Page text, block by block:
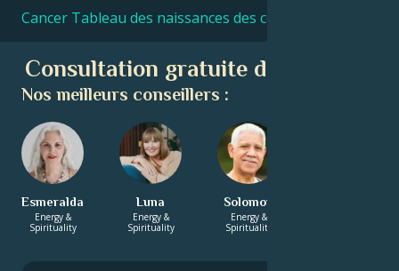
Cancer Tableau des naissances des célébrités
Consultation gratuite d'astrologie
Nos meilleurs conseillers :
Esmeralda
Energy &
Spirituality
Luna
Energy &
Spirituality
Solomon
Energy &
Spirituality